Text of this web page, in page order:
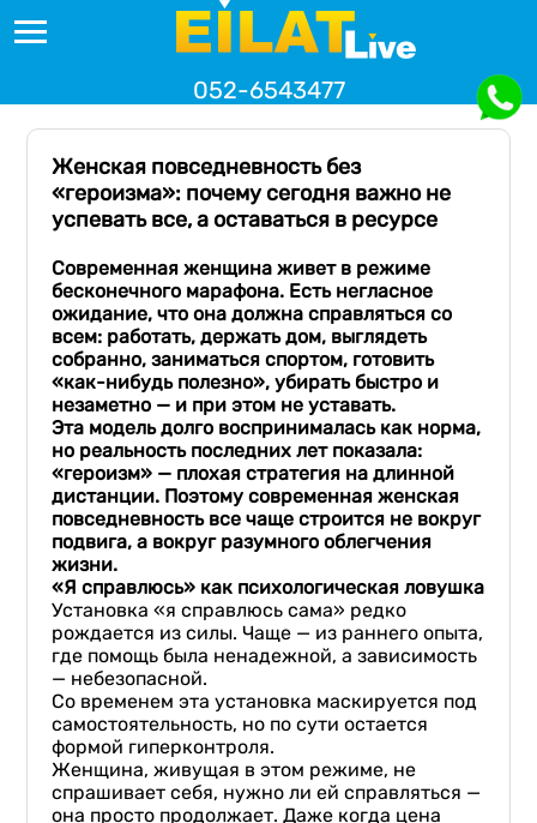
052-6543477
Женская повседневность без
«героизма»: почему сегодня важно не
успевать все, а оставаться в ресурсе
Современная женщина живет в режиме
бесконечного марафона. Есть негласное
ожидание, что она должна справляться со
всем: работать, держать дом, выглядеть
собранно, заниматься спортом, готовить
«как-нибудь полезно», убирать быстро и
незаметно — и при этом не уставать.
Эта модель долго воспринималась как норма,
но реальность последних лет показала:
«героизм» — плохая стратегия на длинной
дистанции. Поэтому современная женская
повседневность все чаще строится не вокруг
подвига, а вокруг разумного облегчения
жизни.
«Я справлюсь» как психологическая ловушка
Установка «я справлюсь сама» редко
рождается из силы. Чаще — из раннего опыта,
где помощь была ненадежной, а зависимость
— небезопасной.
Со временем эта установка маскируется под
самостоятельность, но по сути остается
формой гиперконтроля.
Женщина, живущая в этом режиме, не
спрашивает себя, нужно ли ей справляться —
она просто продолжает. Даже когда цена